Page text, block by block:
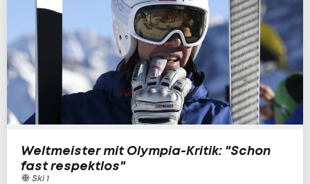
Weltmeister mit Olympia-Kritik: "Schon
fast respektlos"
Ski 1